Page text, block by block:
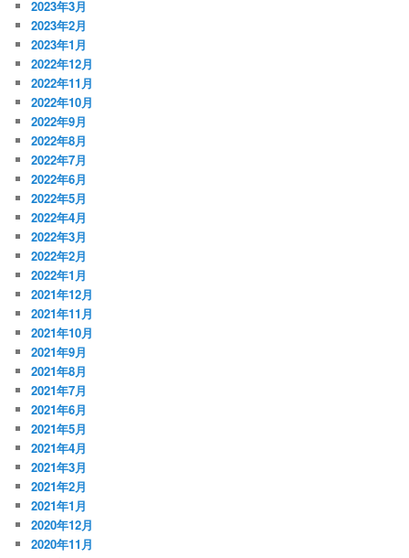
2023年3月
2023年2月
2023年1月
2022年12月
2022年11月
2022年10月
2022年9月
2022年8月
2022年7月
2022年6月
2022年5月
2022年4月
2022年3月
2022年2月
2022年1月
2021年12月
2021年11月
2021年10月
2021年9月
2021年8月
2021年7月
2021年6月
2021年5月
2021年4月
2021年3月
2021年2月
2021年1月
2020年12月
2020年11月